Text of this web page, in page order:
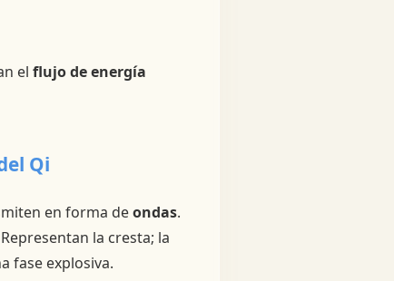
el flujo de energía
Qi
en forma deondas.
Representan la cresta; la
fase explosiva.